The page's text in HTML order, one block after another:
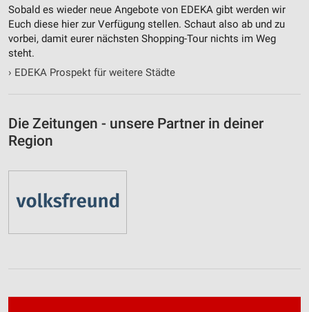
Sobald es wieder neue Angebote von EDEKA gibt werden wir
Euch diese hier zur Verfügung stellen. Schaut also ab und zu
vorbei, damit eurer nächsten Shopping-Tour nichts im Weg
steht.
› EDEKA Prospekt für weitere Städte
Die Zeitungen - unsere Partner in deiner
Region